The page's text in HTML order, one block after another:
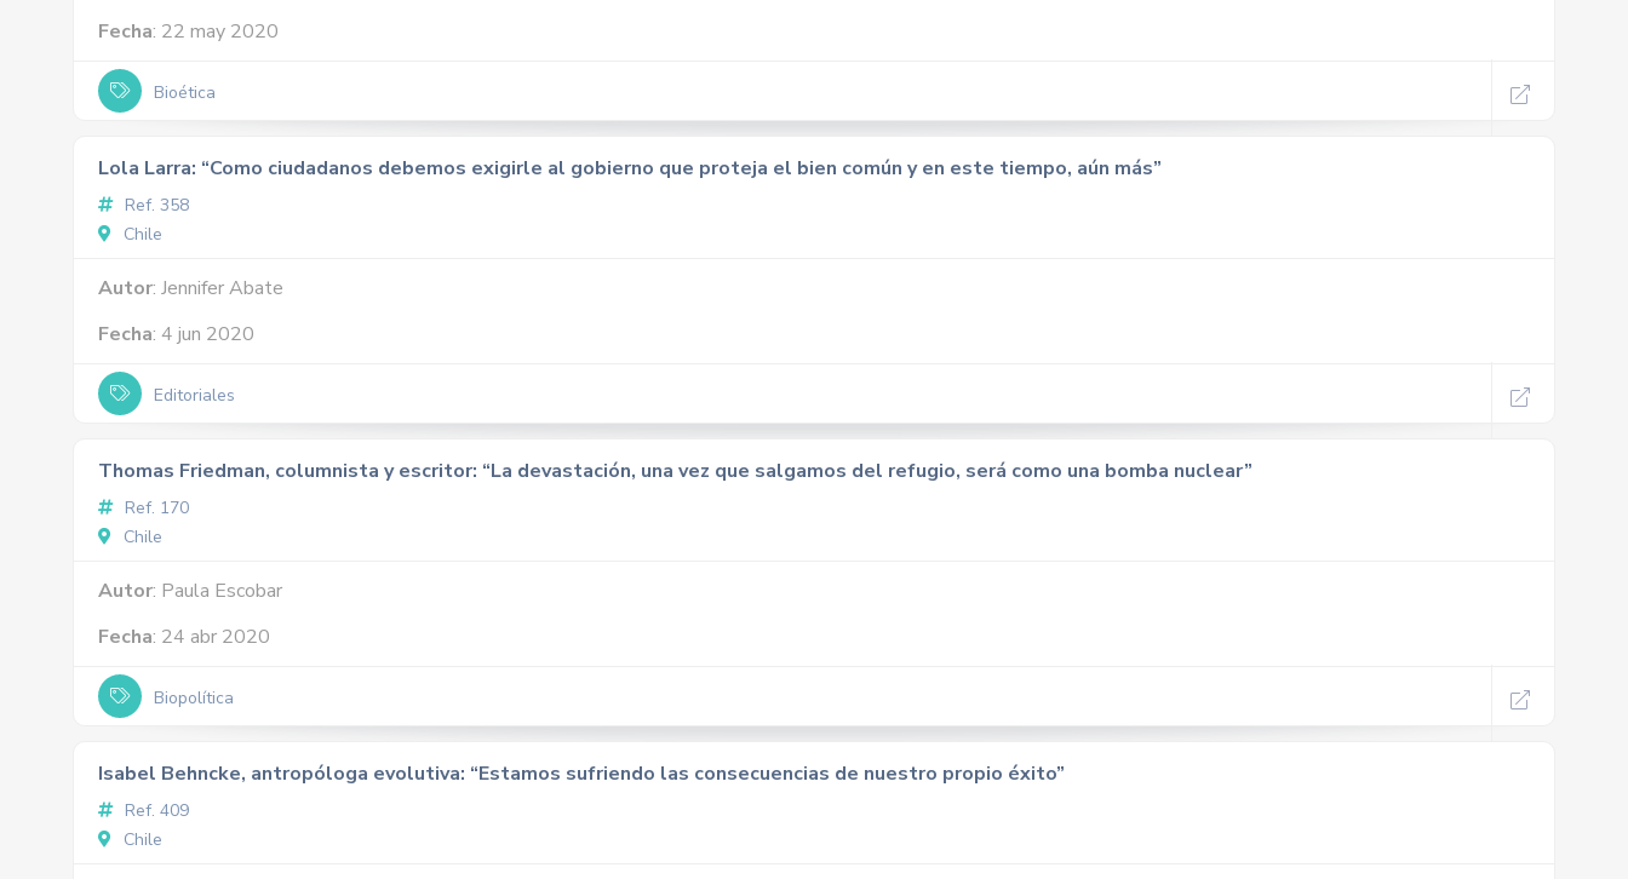
Fecha: 22 may 2020
Bioética
Lola Larra: “Como ciudadanos debemos exigirle al gobierno que proteja el bien común y en este tiempo, aún más”
Ref. 358
Chile
Autor: Jennifer Abate
Fecha: 4 jun 2020
Editoriales
Thomas Friedman, columnista y escritor: “La devastación, una vez que salgamos del refugio, será como una bomba nuclear”
Ref. 170
Chile
Autor: Paula Escobar
Fecha: 24 abr 2020
Biopolítica
Isabel Behncke, antropóloga evolutiva: “Estamos sufriendo las consecuencias de nuestro propio éxito”
Ref. 409
Chile